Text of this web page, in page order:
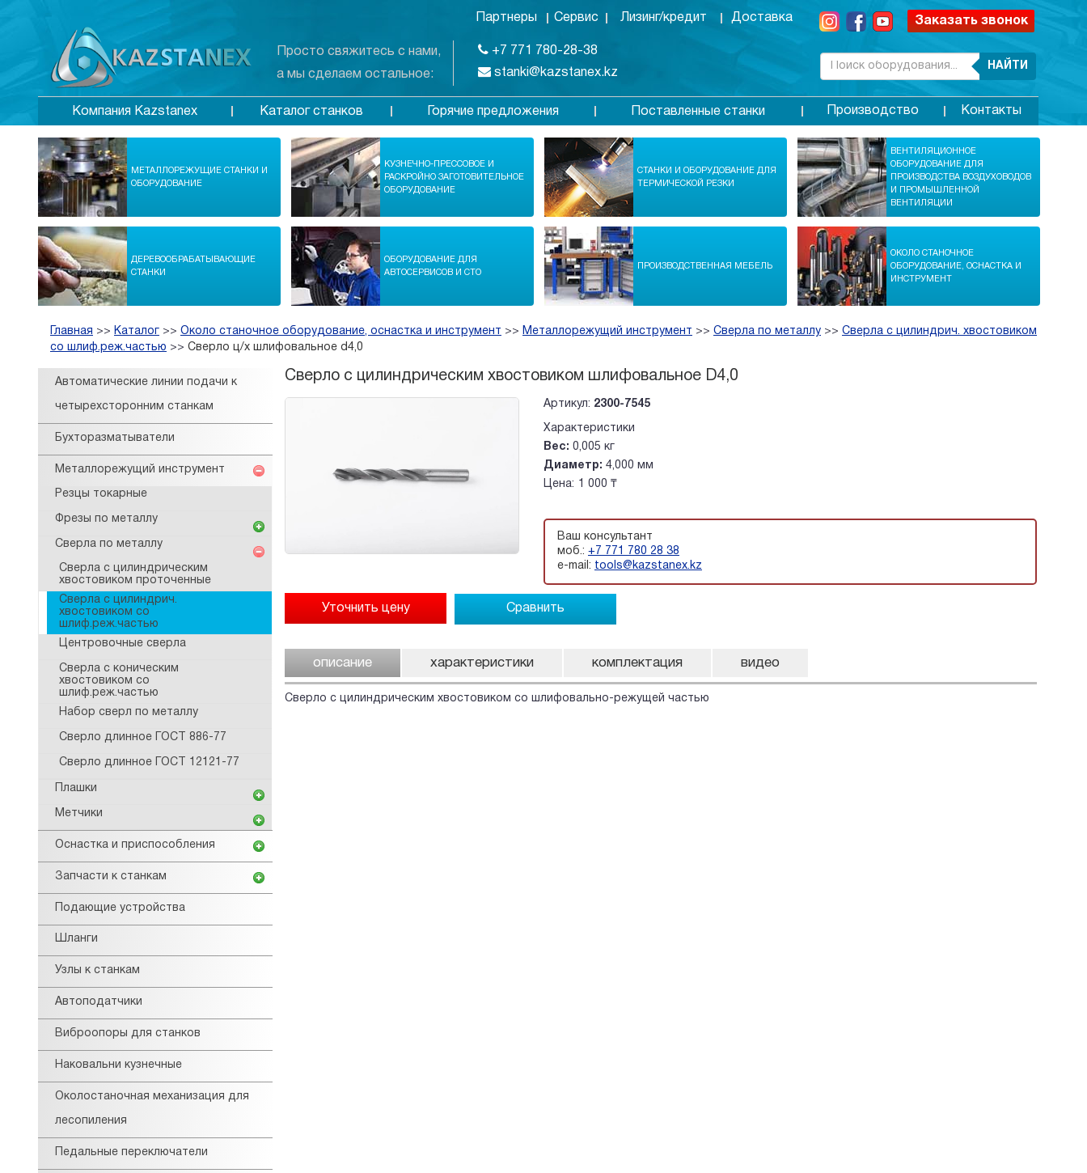
Просто свяжитесь с нами,
а мы сделаем остальное:
Партнеры Сервис Лизинг/кредит Доставка
+7 771 780-28-38
stanki@kazstanex.kz
Заказать звонок
НАЙТИ
Компания Kazstanex Каталог станков Горячие предложения Поставленные станки Производство Контакты
МЕТАЛЛОРЕЖУЩИЕ СТАНКИ И
ОБОРУДОВАНИЕ
КУЗНЕЧНО-ПРЕССОВОЕ И
РАСКРОЙНО ЗАГОТОВИТЕЛЬНОЕ
ОБОРУДОВАНИЕ
СТАНКИ И ОБОРУДОВАНИЕ ДЛЯ
ТЕРМИЧЕСКОЙ РЕЗКИ
ВЕНТИЛЯЦИОННОЕ
ОБОРУДОВАНИЕ ДЛЯ
ПРОИЗВОДСТВА ВОЗДУХОВОДОВ
И ПРОМЫШЛЕННОЙ
ВЕНТИЛЯЦИИ
ДЕРЕВООБРАБАТЫВАЮЩИЕ
СТАНКИ
ОБОРУДОВАНИЕ ДЛЯ
АВТОСЕРВИСОВ И СТО
ПРОИЗВОДСТВЕННАЯ МЕБЕЛЬ
ОКОЛО СТАНОЧНОЕ
ОБОРУДОВАНИЕ, ОСНАСТКА И
ИНСТРУМЕНТ
Главная >> Каталог >> Около станочное оборудование, оснастка и инструмент >> Металлорежущий инструмент >> Сверла по металлу >> Сверла с цилиндрич. хвостовиком
со шлиф.реж.частью >> Сверло ц/х шлифовальное d4,0
Автоматические линии подачи к
четырехсторонним станкам
Бухторазматыватели
Металлорежущий инструмент
Резцы токарные
Фрезы по металлу
Сверла по металлу
Сверла с цилиндрическим
хвостовиком проточенные
Сверла с цилиндрич.
хвостовиком со
шлиф.реж.частью
Центровочные сверла
Сверла с коническим
хвостовиком со
шлиф.реж.частью
Набор сверл по металлу
Сверло длинное ГОСТ 886-77
Сверло длинное ГОСТ 12121-77
Плашки
Метчики
Оснастка и приспособления
Запчасти к станкам
Подающие устройства
Шланги
Узлы к станкам
Автоподатчики
Виброопоры для станков
Наковальни кузнечные
Околостаночная механизация для
лесопиления
Педальные переключатели
Сверло с цилиндрическим хвостовиком шлифовальное D4,0
Артикул: 2300-7545
Характеристики
Вес: 0,005 кг
Диаметр: 4,000 мм
Цена: 1 000 ₸
Ваш консультант
моб.: +7 771 780 28 38
e-mail: tools@kazstanex.kz
Сравнить
описание характеристики комплектация видео
Сверло с цилиндрическим хвостовиком со шлифовально-режущей частью